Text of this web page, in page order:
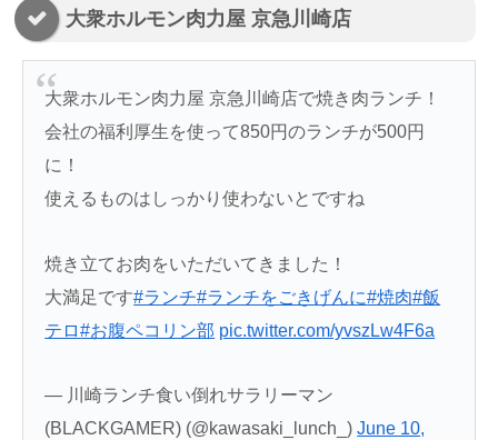
大衆ホルモン肉力屋 京急川崎店
大衆ホルモン肉力屋 京急川崎店で焼き肉ランチ！
会社の福利厚生を使って850円のランチが500円
に！
使えるものはしっかり使わないとですね
焼き立てお肉をいただいてきました！
大満足です#ランチ#ランチをごきげんに#焼肉#飯
テロ#お腹ペコリン部 pic.twitter.com/yvszLw4F6a
— 川崎ランチ食い倒れサラリーマン
(BLACKGAMER) (@kawasaki_lunch_)June 10,